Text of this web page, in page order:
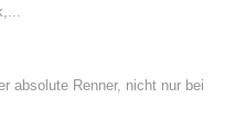
absolute Renner, nicht nur bei